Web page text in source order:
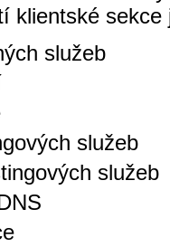
klientské sekce
služeb
služeb
služeb